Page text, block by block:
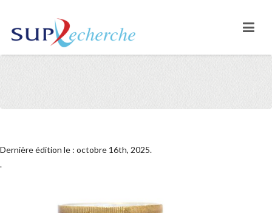
Dernière édition le : octobre 16th, 2025.
.